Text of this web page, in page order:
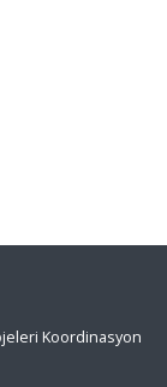
Koordinasyon